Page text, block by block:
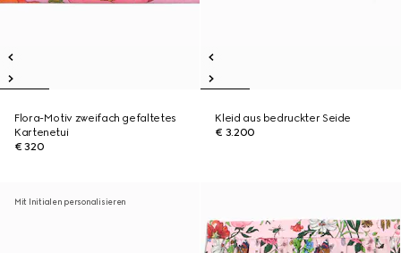
Flora-Motiv zweifach gefaltetes
Kartenetui
€ 320
Kleid aus bedruckter Seide
€ 3.200
Mit Initialen personalisieren